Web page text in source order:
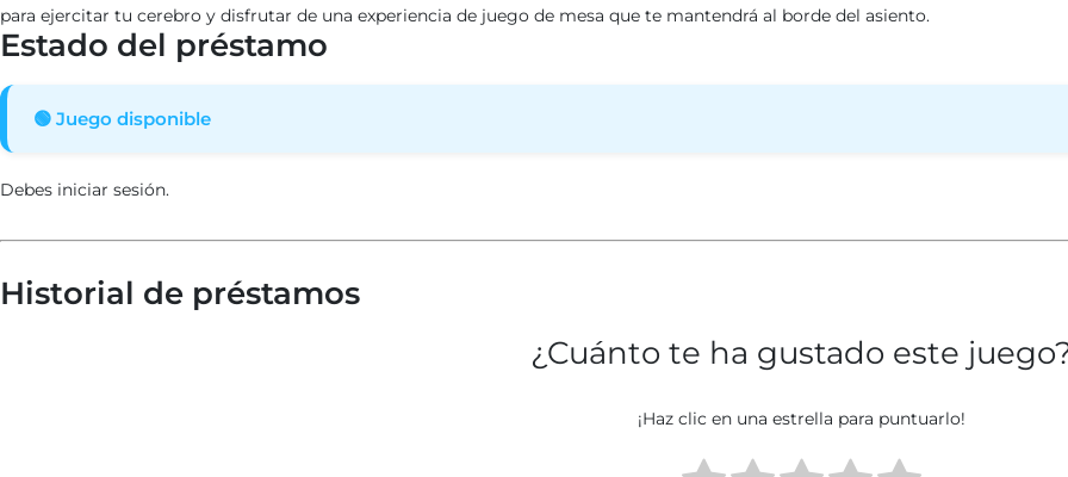
para ejercitar tu cerebro y disfrutar de una experiencia de juego de mesa que te mantendrá al borde del asiento.
Estado del préstamo
🟢 Juego disponible
Debes iniciar sesión.
Historial de préstamos
¿Cuánto te ha gustado este
¡Haz clic en una estrella para puntuarlo!